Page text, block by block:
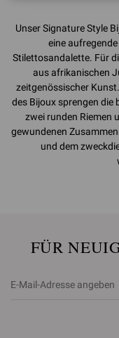
Unser Signature Style
eine
Stilettosandalette. Für
aus afrikanischen
zeitgenössischer
des Bijoux sprengen die
zwei runden Riemen
gewundenen
und dem
FÜR